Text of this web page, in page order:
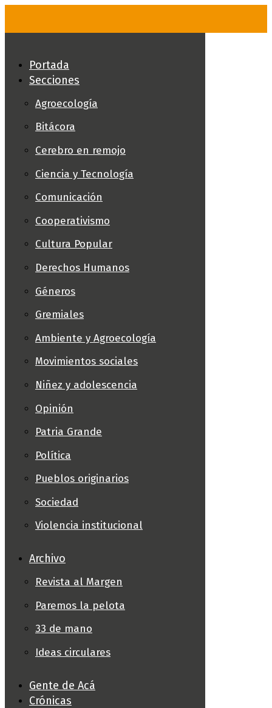
Portada
Secciones
Agroecología
Bitácora
Cerebro en remojo
Ciencia y Tecnología
Comunicación
Cooperativismo
Cultura Popular
Derechos Humanos
Géneros
Gremiales
Ambiente y Agroecología
Movimientos sociales
Niñez y adolescencia
Opinión
Patria Grande
Política
Pueblos originarios
Sociedad
Violencia institucional
Archivo
Revista al Margen
Paremos la pelota
33 de mano
Ideas circulares
Gente de Acá
Crónicas